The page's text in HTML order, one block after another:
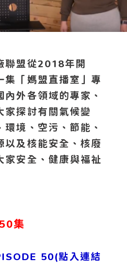
聯盟從2018年開
集「媽盟直播室」專
內外各領域的專家、
家探討有關氣候變
環境、空污、節能、
以及核能安全、核廢
家安全、健康與福祉
集
50(點入連結